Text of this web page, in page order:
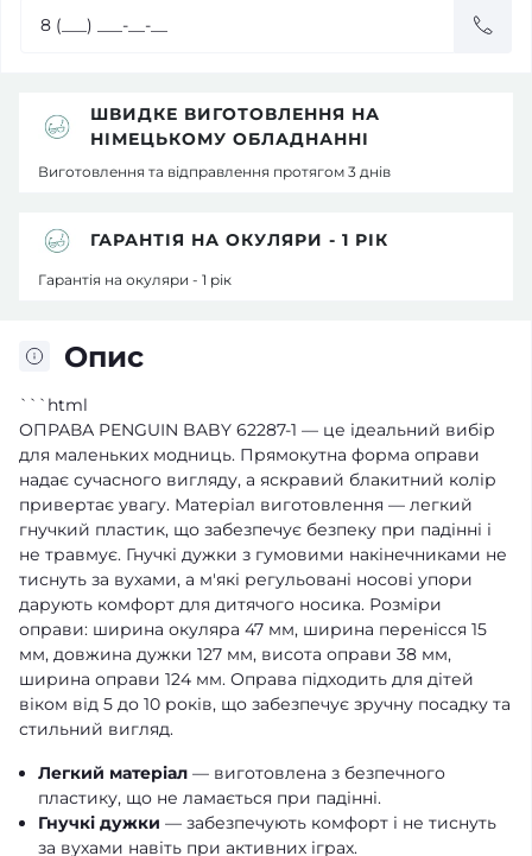
Опис
```html
ОПРАВА PENGUIN BABY 62287-1 — це ідеальний вибір
для маленьких модниць. Прямокутна форма оправи
надає сучасного вигляду, а яскравий блакитний колір
привертає увагу. Матеріал виготовлення — легкий
гнучкий пластик, що забезпечує безпеку при падінні і
не травмує. Гнучкі дужки з гумовими накінечниками не
тиснуть за вухами, а м'які регульовані носові упори
дарують комфорт для дитячого носика. Розміри
оправи: ширина окуляра 47 мм, ширина перенісся 15
мм, довжина дужки 127 мм, висота оправи 38 мм,
ширина оправи 124 мм. Оправа підходить для дітей
віком від 5 до 10 років, що забезпечує зручну посадку та
стильний вигляд.
Легкий матеріал — виготовлена з безпечного
пластику, що не ламається при падінні.
Гнучкі дужки — забезпечують комфорт і не тиснуть
за вухами навіть при активних іграх.
ШВИДКЕ ВИГОТОВЛЕННЯ НА
НІМЕЦЬКОМУ ОБЛАДНАННІ
Виготовлення та відправлення протягом 3 днів
ГАРАНТІЯ НА ОКУЛЯРИ - 1 РІК
Гарантія на окуляри - 1 рік